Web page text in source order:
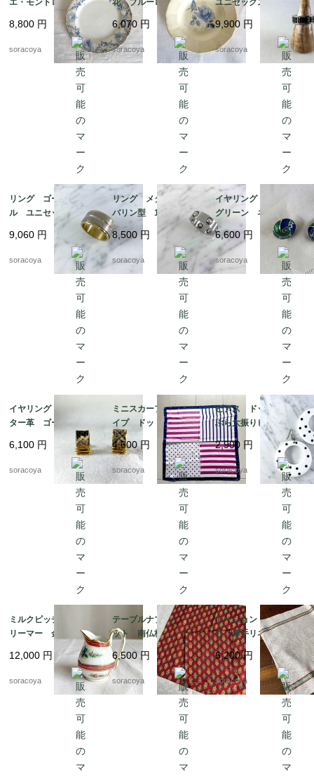
エ・モントロー 平皿 蔦
レリーフ デザート
19twm84-1
8,800 円
soracoya
花 ブルーローズ ス
テンシル柄 ディゴワ
ン サルグミンヌ 19t
wm70-3
6,070円
soracoya
ユニセックス メン
ズ 20号 スカーフリ
ングとしても 12aceh
20-5
9,900 円
soracoya
リング ゴールドメタ
ル ユニセックス メ
ンズ 24号 スカーフ
リングとしても 12ac
9,060 円
soracoya
リング メタル タン
バリン型 18号 ファ
ッションリング スカ
ーフリングにも 12acc
m13-4
8,500 円
soracoya
イヤリング 丸渦巻
グリーン ネイビー
エナメル加工 19ach8
6,600円
soracoya
イヤリング アリゲー
ター革 ゴールドカラ
ー スクウェア型 19
ach8-4
6,100 円
soracoya
ミニスカーフ ストラ
イプ ドット ビビッ
ド ピンク ネイビ
ー 12acdf20
4,600円
soracoya
ピアス ドット ぶら
ぶら大振りピアス 軽
くて大きいピアス 12
acce5
2,900 円
soracoya
ミルクピッチャー ク
リーマー 金彩格子
花ブーケ手描き クラシ
ックスタイル 19twm
12,000 円
soracoya
テーブルナプキン2枚セ
ット 南仏柄 ランチ
ョンマット ヴァルド
ローム ハンカチ ソ
レイアード マルチク
ロス 12cler3
6,500円
soracoya
トーション バスク織
り 厚手リネン キッ
チンクロス 天然素
材 麻 テーブルマッ
ト 生成りベージュ 1
2cler4
6,200円
soracoya